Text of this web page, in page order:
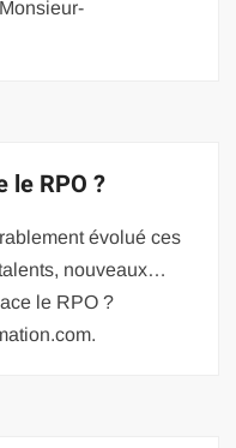
le RPO ?
évolué ces
nouveaux…
le RPO ?